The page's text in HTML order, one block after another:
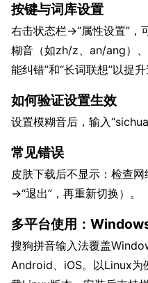
按键与词库设置
右击状态栏→“属性设置”，
糊音（如zh/z、an/ang）
能纠错”和“长词联想”以提升
如何验证设置生效
设置模糊音后，输入
常见错误
皮肤下载后不显示：检查
→“退出”，再重新切换）。
多平台使用：
搜狗拼音输入法覆盖
Android、iOS。以Linux